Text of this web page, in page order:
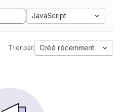
JavaScript
Trier par: Créé récemment